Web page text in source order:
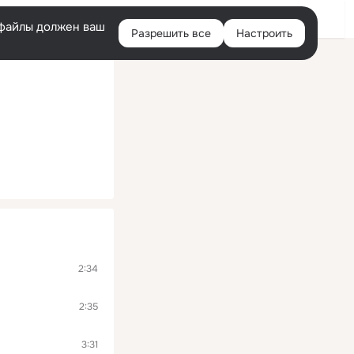
Войти
должен ваш Разрешить все Настроить
2:34
2:35
3:31